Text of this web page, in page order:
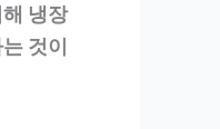
냉장
것이